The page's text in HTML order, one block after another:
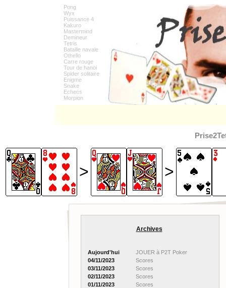
Pong
Wyx
Puissance 4
Kakuro
Mastermind
Demineur
Tetris
Bataille navale
Othello
Carre rouge
Tour de hanoi
Spider solitaire
Enigme
Snake
Echecs
Morpion
> >
Archives
Aujourd'hui
JOUER à P2T Poker
04/11/2023
Scores
03/11/2023
Scores
02/11/2023
Scores
01/11/2023
Scores